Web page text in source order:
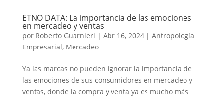
ETNO DATA: La importancia de las emociones
en mercadeo y ventas
por Roberto Guarnieri | Abr 16, 2024| Antropología
Empresarial, Mercadeo
Ya las marcas no pueden ignorar la importancia de
las emociones de sus consumidores en mercadeo y
ventas, donde la compra y venta ya es mucho más